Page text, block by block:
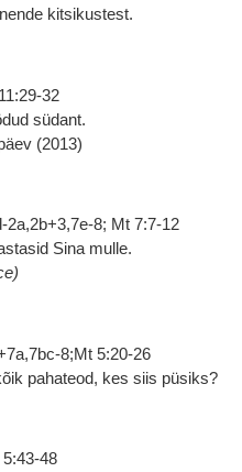
kitsikustest.
32
südant.
(2013)
2a,2b+3,7e-8; Mt 7:7-12
Sina mulle.
8;Mt 5:20-26
pahateod, kes siis püsiks?
48